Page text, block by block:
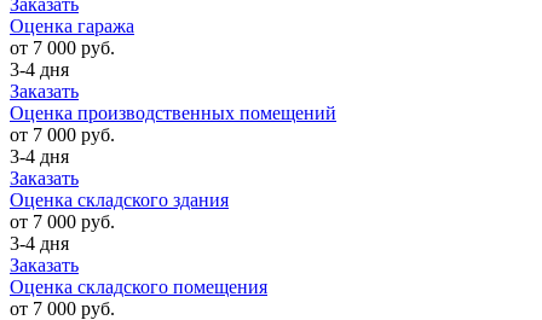
Заказать
Оценка гаража
от 7 000 руб.
3-4 дня
Заказать
Оценка производственных помещений
от 7 000 руб.
3-4 дня
Заказать
Оценка складского здания
от 7 000 руб.
3-4 дня
Заказать
Оценка складского помещения
от 7 000 руб.